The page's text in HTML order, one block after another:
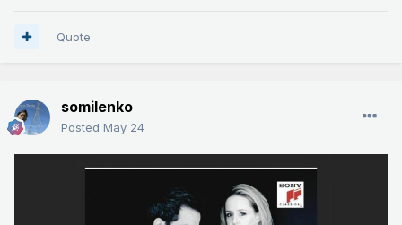
Quote
somilenko
Posted May 24